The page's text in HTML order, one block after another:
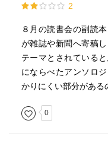
2
８月の読書会の副読
が雑誌や新聞へ寄稿
テーマとされている
にならべたアンソロ
かりにくい部分がある
0